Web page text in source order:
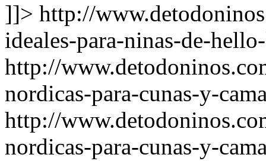
]]> http://
ideales-para-ninas-de-
http://
nordicas-para-cunas-y-
http://
nordicas-para-cunas-y-